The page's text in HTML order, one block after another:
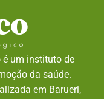
é um instituto de
da saúde.
em Barueri,